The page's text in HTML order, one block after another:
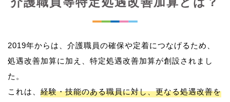
2019年からは、介護職員の確保や定着につなげるため、
処遇改善加算に加え、特定処遇改善加算が創設されまし
た。
これは、 経験・技能のある職員に対し、更なる処遇改善を